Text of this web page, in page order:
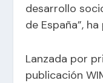
desarrollo
de España”,
Lanzada por
publicación